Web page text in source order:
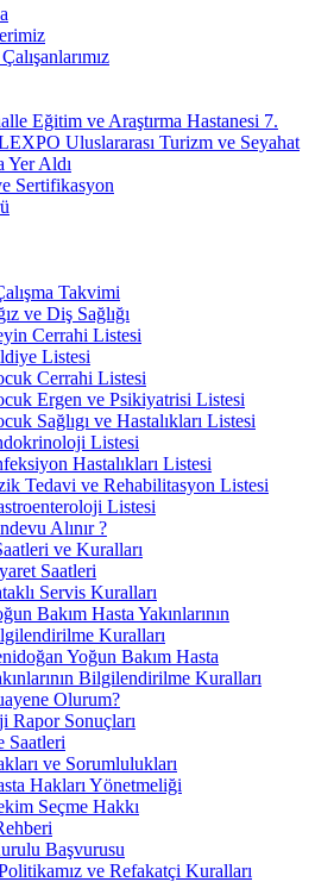
Eğitim ve Araştırma Hastanesi 7.
Uluslararası Turizm ve Seyahat
Yer Aldı
Sertifikasyon
Takvimi
ve Diş Sağlığı
Cerrahi Listesi
Listesi
Cerrahi Listesi
Ergen ve Psikiyatrisi Listesi
Sağlıgı ve Hastalıkları Listesi
Listesi
Hastalıkları Listesi
Tedavi ve Rehabilitasyon Listesi
Listesi
Alınır ?
ve Kuralları
Saatleri
Servis Kuralları
Bakım Hasta Yakınlarının
Kuralları
Yoğun Bakım Hasta
Bilgilendirilme Kuralları
Olurum?
Rapor Sonuçları
Saatleri
ve Sorumlulukları
Hakları Yönetmeliği
Seçme Hakkı
Başvurusu
ve Refakatçi Kuralları